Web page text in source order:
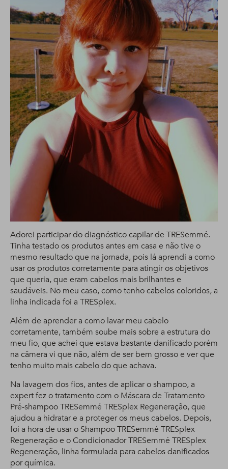
Adorei participar do diagnóstico capilar de TRESemmé.
Tinha testado os produtos antes em casa e não tive o
mesmo resultado que na jornada, pois lá aprendi a como
usar os produtos corretamente para atingir os objetivos
que queria, que eram cabelos mais brilhantes e
saudáveis. No meu caso, como tenho cabelos coloridos, a
linha indicada foi a TRESplex.
Além de aprender a como lavar meu cabelo
corretamente, também soube mais sobre a estrutura do
meu fio, que achei que estava bastante danificado porém
na câmera vi que não, além de ser bem grosso e ver que
tenho muito mais cabelo do que achava.
Na lavagem dos fios, antes de aplicar o shampoo, a
expert fez o tratamento com o Máscara de Tratamento
Pré-shampoo TRESemmé TRESplex Regeneração, que
ajudou a hidratar e a proteger os meus cabelos. Depois,
foi a hora de usar o Shampoo TRESemmé TRESplex
Regeneração e o Condicionador TRESemmé TRESplex
Regeneração, linha formulada para cabelos danificados
por química.